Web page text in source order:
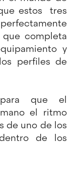
estos tres
completa
y
perfiles de
que el
el ritmo
de uno de los
de los